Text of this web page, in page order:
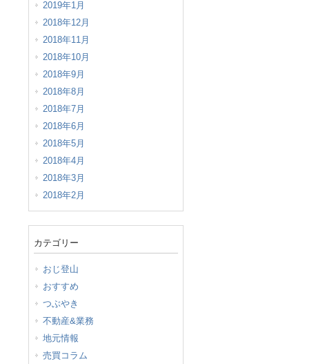
2019年1月
2018年12月
2018年11月
2018年10月
2018年9月
2018年8月
2018年7月
2018年6月
2018年5月
2018年4月
2018年3月
2018年2月
カテゴリー
おじ登山
おすすめ
つぶやき
不動産&業務
地元情報
売買コラム